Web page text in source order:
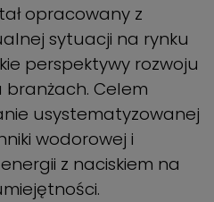
opracowany z
sytuacji na rynku
perspektywy rozwoju
Celem
usystematyzowanej
wodorowej i
z naciskiem na